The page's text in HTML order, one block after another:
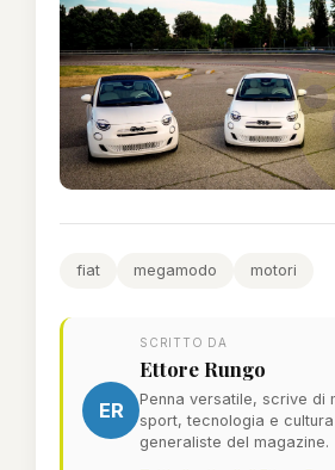
fiat megamodo motori
ER
SCRITTO DA
Ettore Rungo
Penna versatile, scrive di
sport, tecnologia e
generaliste del magazine.